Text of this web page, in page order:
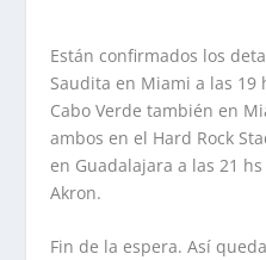
Están confirmados los
Saudita en Miami a las 19
Cabo Verde también en
ambos en el Hard Rock
en Guadalajara a las 21
Akron.
Fin de la espera. Así